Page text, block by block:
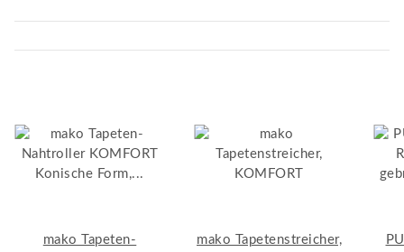
mako Tapeten-
mako Tapetenstreicher,